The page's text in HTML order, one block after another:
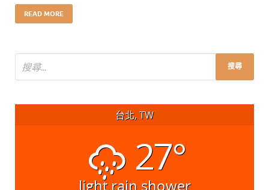
READ MORE
台北, TW
27°
light rain shower